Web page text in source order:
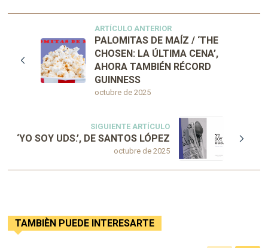
ARTÍCULO ANTERIOR
octubre de 2025
PALOMITAS DE MAÍZ / ‘THE
CHOSEN: LA ÚLTIMA CENA’,
AHORA TAMBIÉN RÉCORD
GUINNESS
SIGUIENTE ARTÍCULO
octubre de 2025
‘YO SOY UDS.’, DE SANTOS LÓPEZ
TAMBIÈN PUEDE INTERESARTE